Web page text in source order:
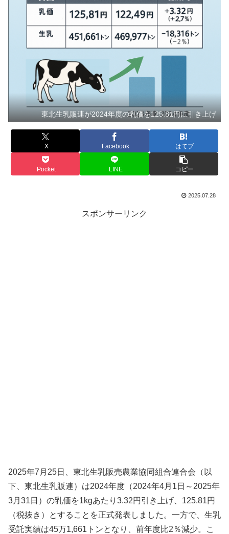
東北生乳販連が2024年度の乳価を125.81円に引き上げ
X Facebook はてブ
Pocket LINE コピー
2025.07.28
スポンサーリンク
2025年7月25日、東北生乳販売農業協同組合連合会（以
下、東北生乳販連）は2024年度（2024年4月1日～2025年
3月31日）の乳価を1kgあたり3.32円引き上げ、125.81円
（税抜き）とすることを正式発表しました。一方で、生乳
受託実績は45万1,661トンとなり、前年度比2％減少。こ